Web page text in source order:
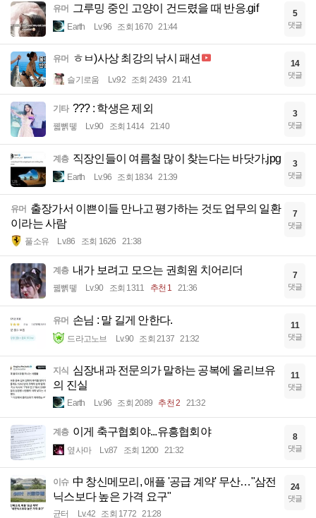
유머 그루밍 중인 고양이 건드렸을 때 반응.gif
Earth Lv.96 조회 1670 21:44
5
댓글
유머 ㅎㅂ)사상 최강의 낚시 패션
슬기로움 Lv.92 조회 2439 21:41
14
댓글
기타 ??? : 학생은 제외
꿻뻵뗗 Lv.90 조회 1414 21:40
3
댓글
계층 직장인들이 여름철 많이 찾는다는 바닷가.jpg
Earth Lv.96 조회 1834 21:39
3
댓글
유머 출장가서 이쁜이들 만나고 평가하는 것도 업무의 일환
이라는 사람
풀소유 Lv.86 조회 1626 21:38
7
댓글
계층 내가 보려고 모으는 권희원 치어리더
꿻뻵뗗 Lv.90 조회 1311 추천 1 21:36
7
댓글
유머 손님 : 말 길게 안한다.
드라고노브 Lv.90 조회 2137 21:32
11
댓글
지식
심장내과 전문의가 말하는 공복에 올리브유
의 진실
Earth Lv.96 조회 2089 추천 2 21:32
11
댓글
계층 이게 축구협회야...유흥협회야
옆사마 Lv.87 조회 1200 21:32
8
댓글
이슈 中 창신메모리, 애플 '공급 계약' 무산…"삼전
닉스보다 높은 가격 요구"
균터 Lv.42 조회 1772 21:28
24
댓글